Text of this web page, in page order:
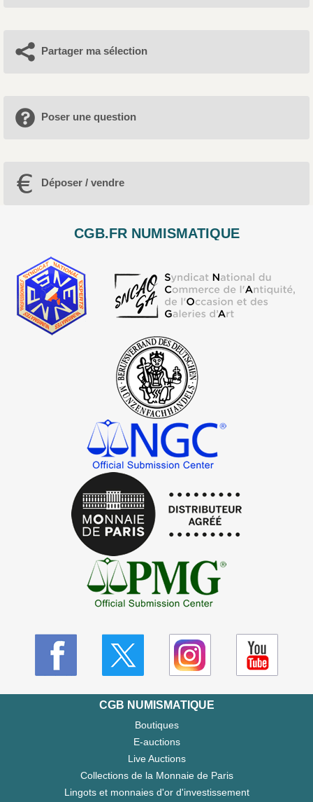
Partager ma sélection
Poser une question
Déposer / vendre
CGB.FR NUMISMATIQUE
CGB NUMISMATIQUE
Boutiques
E-auctions
Live Auctions
Collections de la Monnaie de Paris
Lingots et monnaies d'or d'investissement